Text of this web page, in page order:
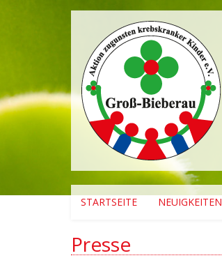
STARTSEITE NEUIGKEITEN
Presse